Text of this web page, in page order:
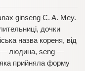
ginseng C. A. Mey.
дочки
назва кореня, від
— людина, seng —
яка прийняла форму